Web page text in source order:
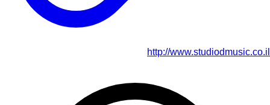
http://www.studiodmusic.co.il